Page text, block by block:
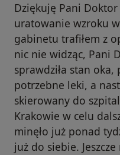
Dziękuję Pani Doktor
uratowanie wzroku
gabinetu trafiłem z
nic nie widząc, Pani
sprawdziła stan
potrzebne leki, a
skierowany do
Krakowie w celu
minęło już ponad
już do siebie.